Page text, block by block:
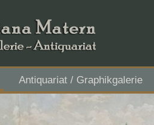
Antiquariat / Graphikgalerie
3501 5000 2611 3027, BIC